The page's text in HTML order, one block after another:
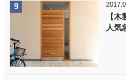
【
人気